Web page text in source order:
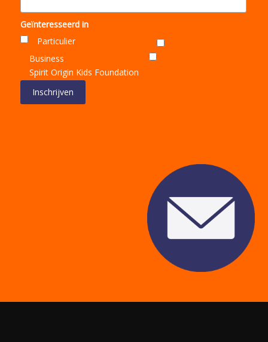
Geïnteresseerd in
Particulier
Business
Spirit Origin Kids Foundation